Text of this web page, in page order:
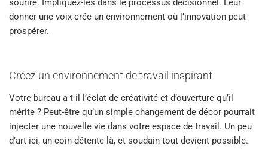
sourire. Impliquez-les dans le processus décisionnel. Leur
donner une voix crée un environnement où l’innovation peut
prospérer.
Créez un environnement de travail inspirant
Votre bureau a-t-il l’éclat de créativité et d’ouverture qu’il
mérite ? Peut-être qu’un simple changement de décor pourrait
injecter une nouvelle vie dans votre espace de travail. Un peu
d’art ici, un coin détente là, et soudain tout devient possible.